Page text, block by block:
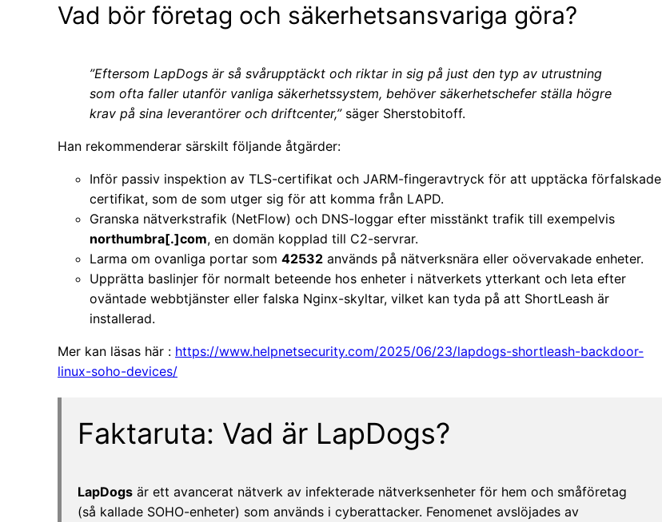
Vad bör företag och säkerhetsansvariga göra?
”Eftersom LapDogs är så svårupptäckt och riktar in sig på just den typ av utrustning
som ofta faller utanför vanliga säkerhetssystem, behöver säkerhetschefer ställa högre
krav på sina leverantörer och driftcenter,”säger Sherstobitoff.
Han rekommenderar särskilt följande åtgärder:
Inför passiv inspektion av TLS-certifikat och JARM-fingeravtryck för att upptäcka förfalskade
certifikat, som de som utger sig för att komma från LAPD.
Granska nätverkstrafik (NetFlow) och DNS-loggar efter misstänkt trafik till exempelvis
northumbra[.]com, en domän kopplad till C2-servrar.
Larma om ovanliga portar som 42532 används på nätverksnära eller oövervakade enheter.
Upprätta baslinjer för normalt beteende hos enheter i nätverkets ytterkant och leta efter
oväntade webbtjänster eller falska Nginx-skyltar, vilket kan tyda på att ShortLeash är
installerad.
Mer kan läsas här : https://www.helpnetsecurity.com/2025/06/23/lapdogs-shortleash-backdoor-
linux-soho-devices/
Faktaruta: Vad är LapDogs?
LapDogs är ett avancerat nätverk av infekterade nätverksenheter för hem och småföretag
(så kallade SOHO-enheter) som används i cyberattacker. Fenomenet avslöjades av